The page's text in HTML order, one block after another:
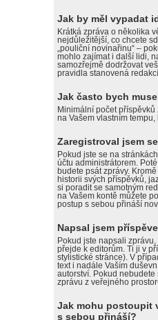
Jak by měl vypadat
Krátká zpráva o několika
nejdůležitější, co chcete
„pouliční novinařinu“ –
mohlo zajímat i další lidi,
samozřejmě dodržovat
pravidla stanovená redakcí.
Jak často bych
Minimální počet
na Vašem vlastním tempu,
Zaregistroval jsem
Pokud jste se na
účtu administrátorem.
budete psát zprávy.
historii svých příspěvků,
si poradit se samotným
na Vašem kontě můžete
postup s sebou přináší
Napsal jsem
Pokud jste napsali
přejde k editorům. Ti ji v
stylistické stránce). V
text i nadále Vaším
autorství. Pokud
zprávu z veřejného
Jak mohu postoupit
s sebou přináší?